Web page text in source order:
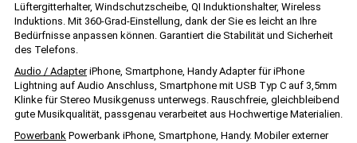
Lüftergitterhalter, Windschutzscheibe, QI Induktionshalter, Wireless
Induktions. Mit 360-Grad-Einstellung, dank der Sie es leicht an Ihre
Bedürfnisse anpassen können. Garantiert die Stabilität und Sicherheit
des Telefons.
Audio / AdapteriPhone, Smartphone, Handy Adapter für iPhone
Lightning auf Audio Anschluss, Smartphone mit USB Typ C auf 3,5mm
Klinke für Stereo Musikgenuss unterwegs. Rauschfreie, gleichbleibend
gute Musikqualität, passgenau verarbeitet aus Hochwertige Materialien.
Powerbank Powerbank iPhone, Smartphone, Handy. Mobiler externer